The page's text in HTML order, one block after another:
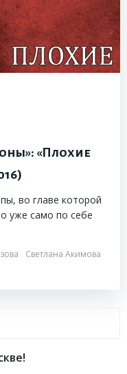
«Плохие
во главе которой
уже само по себе
Светлана Акимова